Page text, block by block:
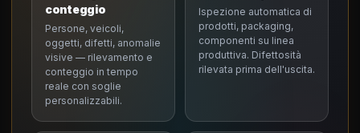
conteggio
Persone, veicoli,
oggetti, difetti, anomalie
visive — rilevamento e
conteggio in tempo
reale con soglie
personalizzabili.
Ispezione automatica di
prodotti, packaging,
componenti su linea
produttiva. Difettosità
rilevata prima dell'uscita.